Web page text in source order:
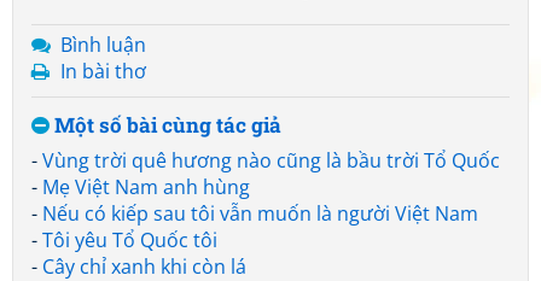
Bình luận
In bài thơ
Một số bài cùng tác giả
-Vùng trời quê hương nào cũng là bầu trời Tổ Quốc
- Mẹ Việt Nam anh hùng
- Nếu có kiếp sau tôi vẫn muốn là người Việt Nam
-Tôi yêu Tổ Quốc tôi
- Cây chỉ xanh khi còn lá